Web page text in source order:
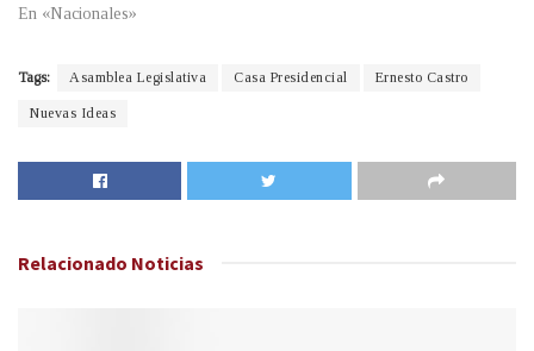
En «Nacionales»
Tags: Asamblea Legislativa Casa Presidencial Ernesto Castro
Nuevas Ideas
Relacionado Noticias